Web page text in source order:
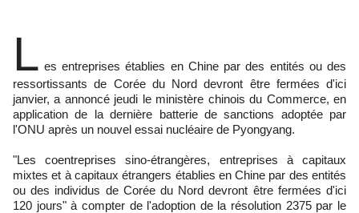
L es entreprises établies en Chine par des entités ou des
ressortissants de Corée du Nord devront être fermées d'ici
janvier, a annoncé jeudi le ministère chinois du Commerce, en
application de la dernière batterie de sanctions adoptée par
l'ONU après un nouvel essai nucléaire de Pyongyang.
"Les coentreprises sino-étrangères, entreprises à capitaux
mixtes et à capitaux étrangers établies en Chine par des entités
ou des individus de Corée du Nord devront être fermées d'ici
120 jours" à compter de l'adoption de la résolution 2375 par le